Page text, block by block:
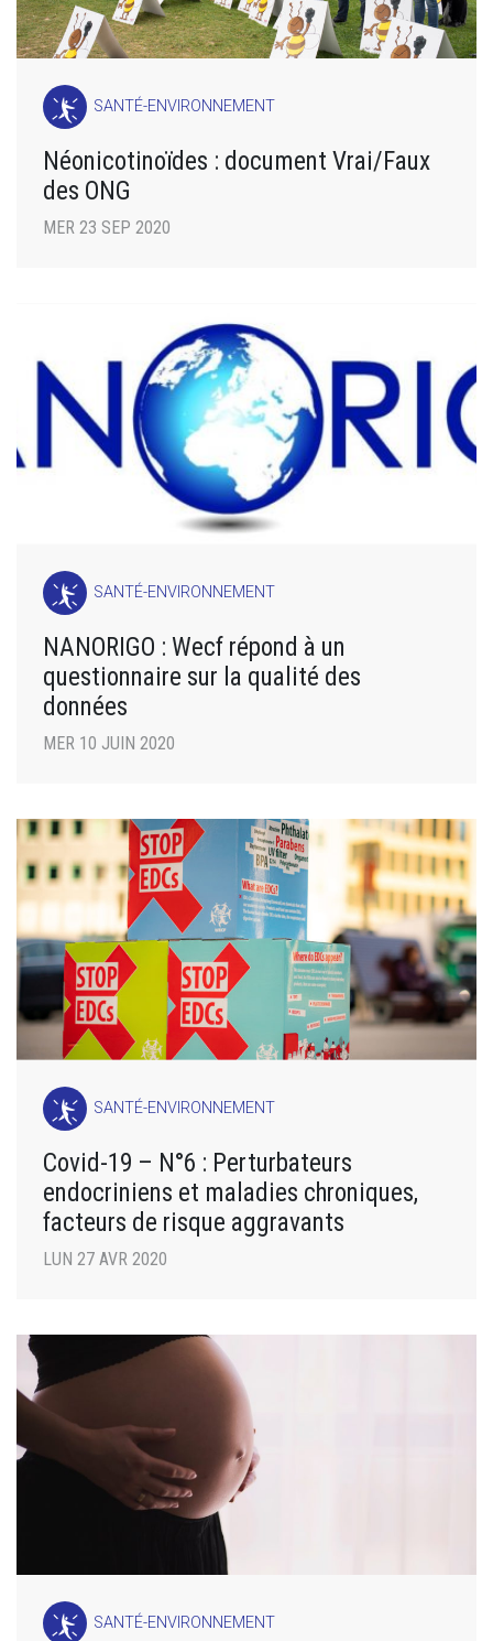
SANTÉ-ENVIRONNEMENT
Néonicotinoïdes : document Vrai/Faux
des ONG
MER 23 SEP 2020
SANTÉ-ENVIRONNEMENT
NANORIGO : Wecf répond à un
questionnaire sur la qualité des
données
MER 10 JUIN 2020
SANTÉ-ENVIRONNEMENT
Covid-19 – N°6 : Perturbateurs
endocriniens et maladies chroniques,
facteurs de risque aggravants
LUN 27 AVR 2020
SANTÉ-ENVIRONNEMENT